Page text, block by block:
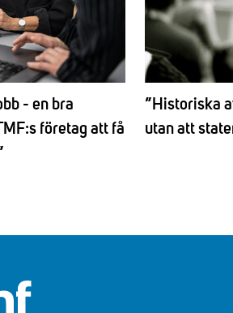
- en bra
företag att få
”Historiska
utan att